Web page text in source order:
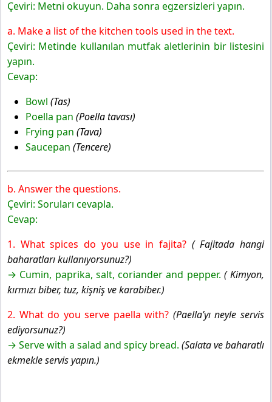
Çeviri: Metni okuyun. Daha sonra egzersizleri yapın.
a. Make a list of the kitchen tools used in the text.
Çeviri: Metinde kullanılan mutfak aletlerinin bir listesini
yapın.
Cevap:
Bowl (Tas)
Poella pan (Poella tavası)
Frying pan (Tava)
Saucepan (Tencere)
b. Answer the questions.
Çeviri: Soruları cevapla.
Cevap:
1. What spices do you use in fajita? ( Fajitada hangi
baharatları kullanıyorsunuz?)
→ Cumin, paprika, salt, coriander and pepper. ( Kimyon,
kırmızı biber, tuz, kişniş ve karabiber.)
2. What do you serve paella with? (Paella’yı neyle servis
ediyorsunuz?)
→ Serve with a salad and spicy bread. (Salata ve baharatlı
ekmekle servis yapın.)